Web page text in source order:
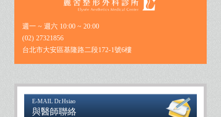
週一 ~ 週六 10:00 ~ 20:00
(02) 27321856
台北市大安區基隆路二段172-1號6樓
E-MAIL Dr.Hsiao
與醫師聯絡